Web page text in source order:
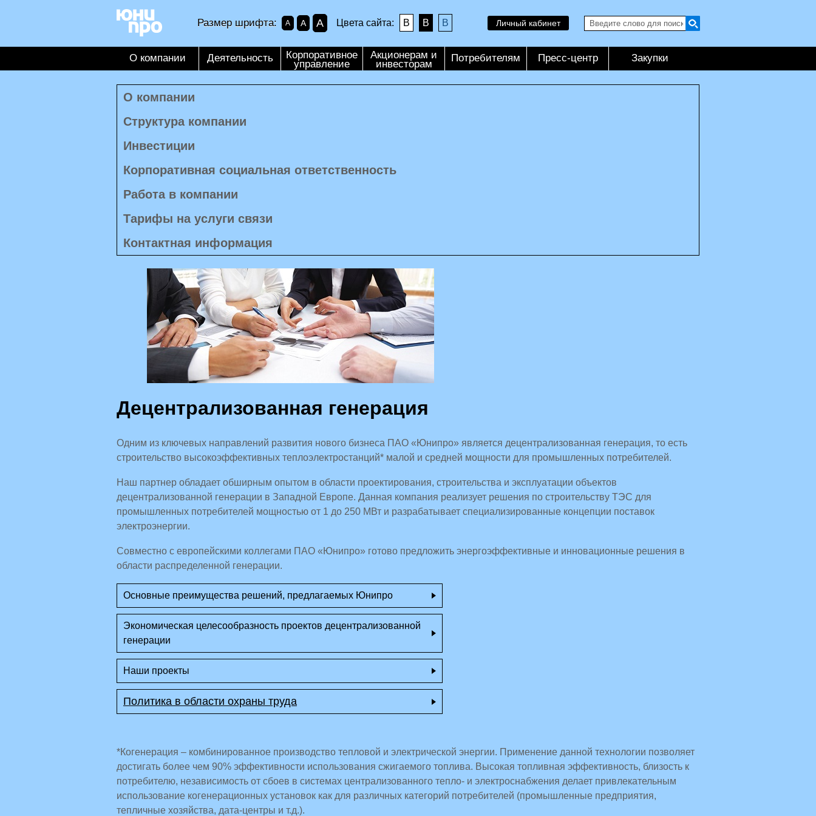
Размер шрифта: A A A Цвета сайта: B B B Личный кабинет
О компании Деятельность Корпоративное
управление
Акционерам и
инвесторам
Потребителям Пресс-центр Закупки
О компании
Структура компании
Инвестиции
Корпоративная социальная ответственность
Работа в компании
Тарифы на услуги связи
Контактная информация
Децентрализованная генерация
Одним из ключевых направлений развития нового бизнеса ПАО «Юнипро» является децентрализованная генерация, то есть
строительство высокоэффективных теплоэлектростанций* малой и средней мощности для промышленных потребителей.
Наш партнер обладает обширным опытом в области проектирования, строительства и эксплуатации объектов
децентрализованной генерации в Западной Европе. Данная компания реализует решения по строительству ТЭС для
промышленных потребителей мощностью от 1 до 250 МВт и разрабатывает специализированные концепции поставок
электроэнергии.
Совместно с европейскими коллегами ПАО «Юнипро» готово предложить энергоэффективные и инновационные решения в
области распределенной генерации.
Основные преимущества решений, предлагаемых Юнипро
Экономическая целесообразность проектов децентрализованной
генерации
Наши проекты
Политика в области охраны труда
*Когенерация – комбинированное производство тепловой и электрической энергии. Применение данной технологии позволяет
достигать более чем 90% эффективности использования сжигаемого топлива. Высокая топливная эффективность, близость к
потребителю, независимость от сбоев в системах централизованного тепло- и электроснабжения делает привлекательным
использование когенерационных установок как для различных категорий потребителей (промышленные предприятия,
тепличные хозяйства, дата-центры и т.д.).